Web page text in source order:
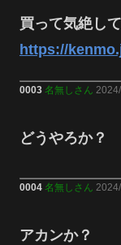
買って気絶し
https://
0003 名無しさん
どうやろか？
0004 名無しさん
アカンか？